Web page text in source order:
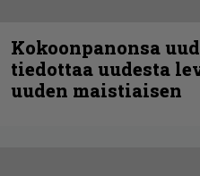
Kokoonpanonsa
tiedottaa uudesta
uuden maistiaisen